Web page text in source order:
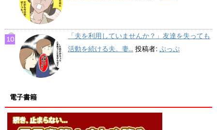
「夫を利用していませんか？」友達を失っても
活動を続ける夫。妻... 投稿者: ぷっぷ
電子書籍